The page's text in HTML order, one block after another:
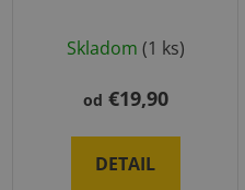
hodnotenie
produktu
z
Skladom (1 ks)
od €19,90
DETAIL